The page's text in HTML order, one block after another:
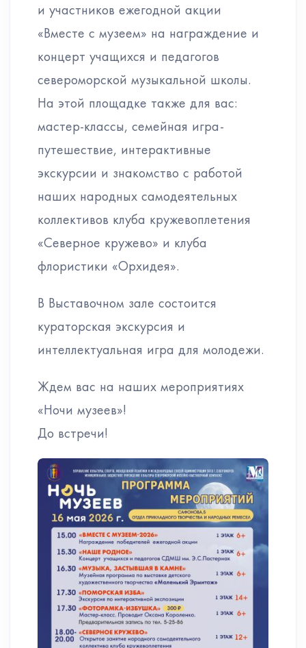
и участников ежегодной акции
«Вместе с музеем» на награждение и
концерт учащихся и педагогов
североморской музыкальной школы.
На этой площадке также для вас:
мастер-классы, семейная игра-
путешествие, интерактивные
экскурсии и знакомство с работой
наших народных самодеятельных
коллективов клуба кружевоплетения
«Северное кружево» и клуба
флористики «Орхидея».
В Выставочном зале состоится
кураторская экскурсия и
интеллектуальная игра для молодежи.
Ждем вас на наших мероприятиях
«Ночи музеев»!
До встречи!